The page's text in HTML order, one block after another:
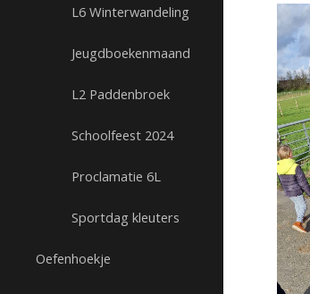
L6 Winterwandeling
Jeugdboekenmaand
L2 Paddenbroek
Schoolfeest 2024
Proclamatie 6L
Sportdag kleuters
Oefenhoekje